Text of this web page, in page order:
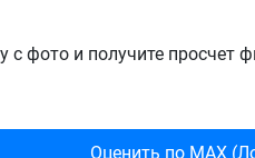
с фото и получите просчет
Оценить по MAX